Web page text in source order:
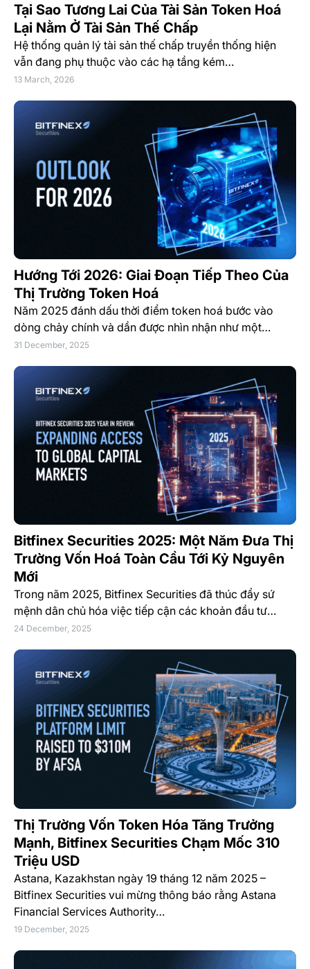
Tại Sao Tương Lai Của Tài Sản Token Hoá
Lại Nằm Ở Tài Sản Thế Chấp
Hệ thống quản lý tài sản thế chấp truyền thống hiện
vẫn đang phụ thuộc vào các hạ tầng kém…
13 March, 2026
Hướng Tới 2026: Giai Đoạn Tiếp Theo Của
Thị Trường Token Hoá
Năm 2025 đánh dấu thời điểm token hoá bước vào
dòng chảy chính và dần được nhìn nhận như một…
31 December, 2025
Bitfinex Securities 2025: Một Năm Đưa Thị
Trường Vốn Hoá Toàn Cầu Tới Kỷ Nguyên
Mới
Trong năm 2025, Bitfinex Securities đã thúc đẩy sứ
mệnh dân chủ hóa việc tiếp cận các khoản đầu tư…
24 December, 2025
Thị Trường Vốn Token Hóa Tăng Trưởng
Mạnh, Bitfinex Securities Chạm Mốc 310
Triệu USD
Astana, Kazakhstan ngày 19 tháng 12 năm 2025 –
Bitfinex Securities vui mừng thông báo rằng Astana
Financial Services Authority…
19 December, 2025